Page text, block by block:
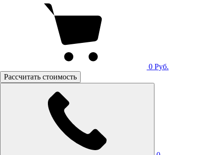
0 Руб.
Рассчитать стоимость